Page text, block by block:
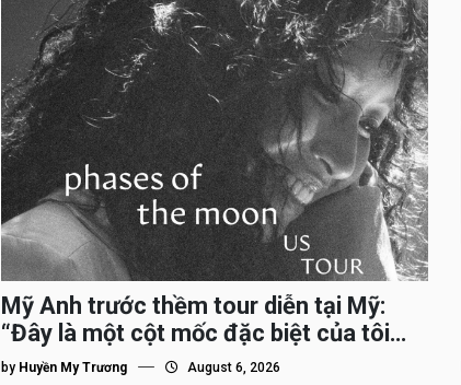
Mỹ Anh trước thềm tour diễn tại Mỹ:
“Đây là một cột mốc đặc biệt của tôi
trên hành trình đi quốc tế”
by Huyền My Trương August 6, 2026